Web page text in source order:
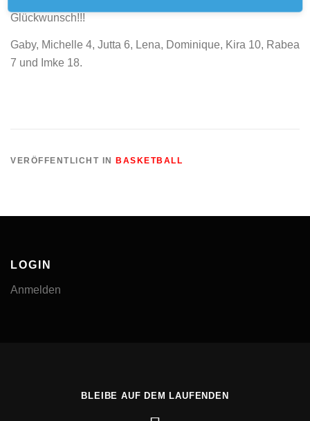
Glückwunsch!!!
Gaby, Michelle 4, Jutta 6, Lena, Dominique, Kira 10, Rabea
7 und Imke 18.
VERÖFFENTLICHT IN BASKETBALL
LOGIN
Anmelden
BLEIBE AUF DEM LAUFENDEN